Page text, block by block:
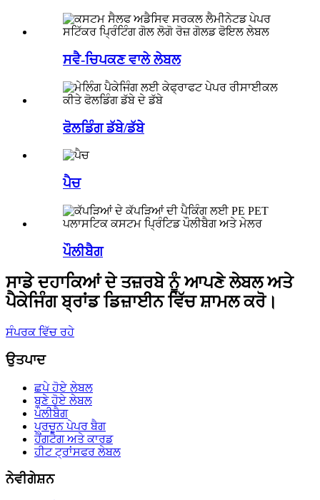
ਸਵੈ-ਚਿਪਕਣ ਵਾਲੇ ਲੇਬਲ
ਫੋਲਡਿੰਗ ਡੱਬੇ/ਡੱਬੇ
ਪੈਚ
ਪੌਲੀਬੈਗ
ਸਾਡੇ ਦਹਾਕਿਆਂ ਦੇ ਤਜ਼ਰਬੇ ਨੂੰ ਆਪਣੇ ਲੇਬਲ ਅਤੇ
ਪੈਕੇਜਿੰਗ ਬ੍ਰਾਂਡ ਡਿਜ਼ਾਈਨ ਵਿੱਚ ਸ਼ਾਮਲ ਕਰੋ।
ਸੰਪਰਕ ਵਿੱਚ ਰਹੇ
ਉਤਪਾਦ
ਛਪੇ ਹੋਏ ਲੇਬਲ
ਬੁਣੇ ਹੋਏ ਲੇਬਲ
ਪੌਲੀਬੈਗ
ਪ੍ਰਚੂਨ ਪੇਪਰ ਬੈਗ
ਹੈਂਗਟੈਗ ਅਤੇ ਕਾਰਡ
ਹੀਟ ਟ੍ਰਾਂਸਫਰ ਲੇਬਲ
ਨੇਵੀਗੇਸ਼ਨ